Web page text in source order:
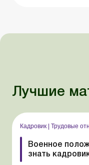
Лучшие
Кадровик Трудовые
Военное
знать